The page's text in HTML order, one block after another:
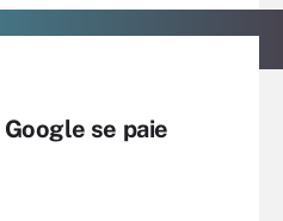
se paie